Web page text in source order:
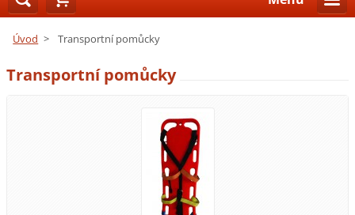
Úvod > Transportní pomůcky
Transportní pomůcky